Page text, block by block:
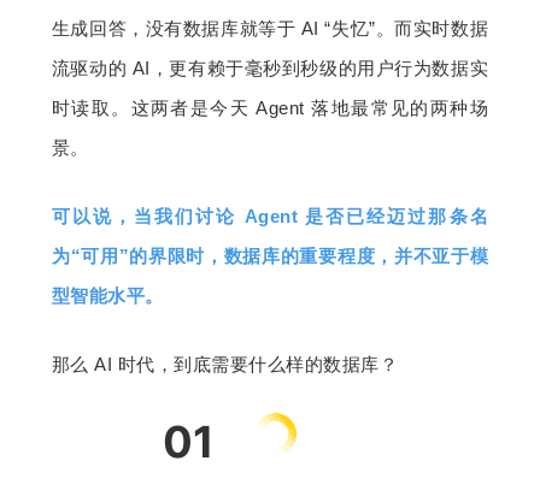
生成回答，没有数据库就等于 AI “失忆”。而实时数据
流驱动的 AI，更有赖于毫秒到秒级的用户行为数据实
时读取。这两者是今天 Agent 落地最常见的两种场
景。
可以说，当我们讨论 Agent 是否已经迈过那条名
为“可用”的界限时，数据库的重要程度，并不亚于模
型智能水平。
那么 AI 时代，到底需要什么样的数据库？
01